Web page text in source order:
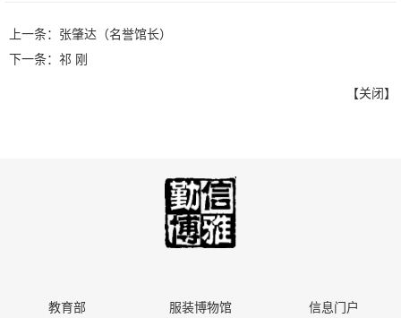
上一条： 张肇达（名誉馆长）
下一条： 祁 刚
【关闭】
教育部 服装博物馆 信息门户